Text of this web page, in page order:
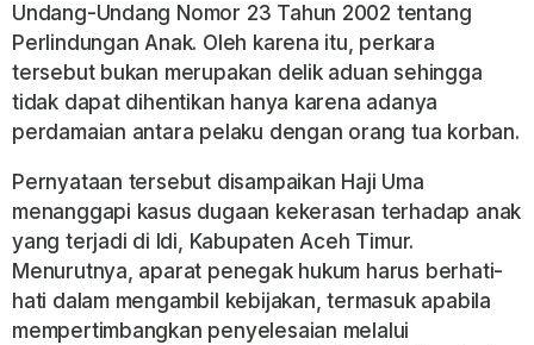
Undang-Undang Nomor 23 Tahun 2002 tentang
Perlindungan Anak. Oleh karena itu, perkara
tersebut bukan merupakan delik aduan sehingga
tidak dapat dihentikan hanya karena adanya
perdamaian antara pelaku dengan orang tua korban.
Pernyataan tersebut disampaikan Haji Uma
menanggapi kasus dugaan kekerasan terhadap anak
yang terjadi di Idi, Kabupaten Aceh Timur.
Menurutnya, aparat penegak hukum harus berhati-
hati dalam mengambil kebijakan, termasuk apabila
mempertimbangkan penyelesaian melalui